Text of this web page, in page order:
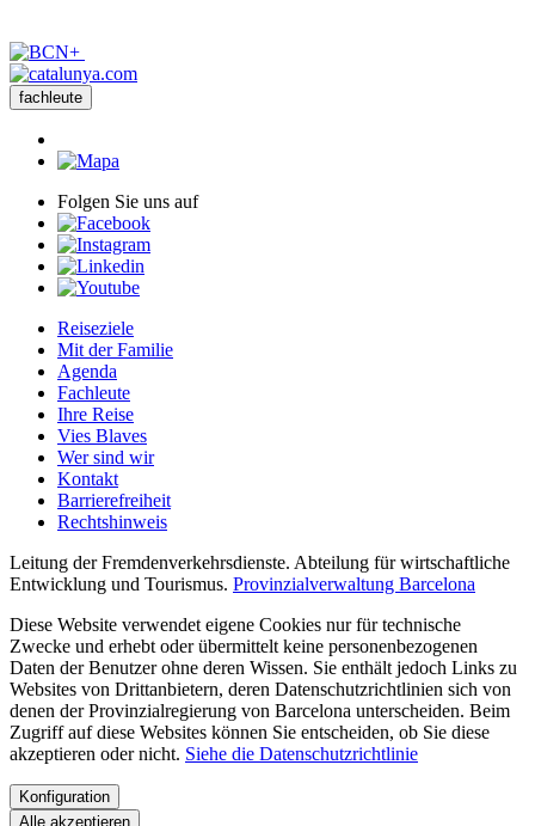
fachleute
Folgen Sie uns auf
Reiseziele
Mit der Familie
Agenda
Fachleute
Ihre Reise
Vies Blaves
Wer sind wir
Kontakt
Barrierefreiheit
Rechtshinweis
Leitung der Fremdenverkehrsdienste. Abteilung für wirtschaftliche
Entwicklung und Tourismus. Provinzialverwaltung Barcelona
Diese Website verwendet eigene Cookies nur für technische
Zwecke und erhebt oder übermittelt keine personenbezogenen
Daten der Benutzer ohne deren Wissen. Sie enthält jedoch Links zu
Websites von Drittanbietern, deren Datenschutzrichtlinien sich von
denen der Provinzialregierung von Barcelona unterscheiden. Beim
Zugriff auf diese Websites können Sie entscheiden, ob Sie diese
akzeptieren oder nicht. Siehe die Datenschutzrichtlinie
Konfiguration
Alle akzeptieren